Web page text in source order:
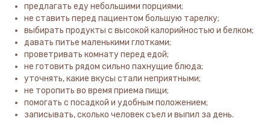
предлагать еду небольшими порциями;
не ставить перед пациентом большую тарелку;
выбирать продукты с высокой калорийностью и белком;
давать питье маленькими глотками;
проветривать комнату перед едой;
не готовить рядом сильно пахнущие блюда;
уточнять, какие вкусы стали неприятными;
не торопить во время приема пищи;
помогать с посадкой и удобным положением;
записывать, сколько человек съел и выпил за день.